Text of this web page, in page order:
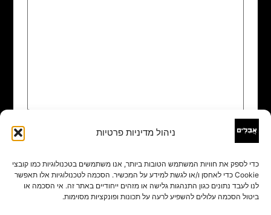
ניהול מדיניות פרטיות
כדי לספק את חוויות המשתמש הטובות ביותר, אנו משתמשים בטכנולוגיות כמו קובצי
Cookie כדי לאחסן ו/או לגשת למידע על המכשיר. הסכמה לטכנולוגיות אלו תאפשר
לנו לעבד נתונים כגון התנהגות גלישה או מזהים ייחודיים באתר זה. אי הסכמה או
ביטול הסכמה עלולים להשפיע לרעה על תכונות ופונקציות מסוימות.
שם
אימייל*